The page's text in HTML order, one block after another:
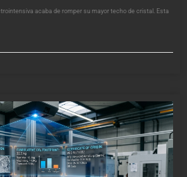
acaba de romper su mayor techo de cristal. Esta